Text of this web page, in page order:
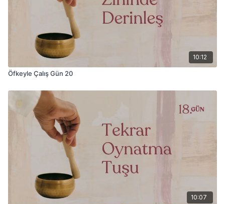
10:12
Öfkeyle Çalış Gün 20
10:07